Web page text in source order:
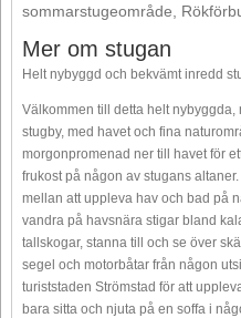
sommarstugeområde,
Mer om stugan
Helt nybyggd och bekvämt inredd
Välkommen till detta helt
stugby, med havet och fina
morgonpromenad ner till havet för
frukost på någon av stugans
mellan att uppleva hav och bad på
vandra på havsnära stigar bland
tallskogar, stanna till och se över
segel och motorbåtar från någon
turiststaden Strömstad för att
bara sitta och njuta på en soffa i